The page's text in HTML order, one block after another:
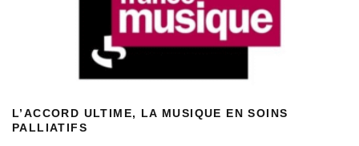
L’ACCORD ULTIME, LA MUSIQUE EN SOINS
PALLIATIFS